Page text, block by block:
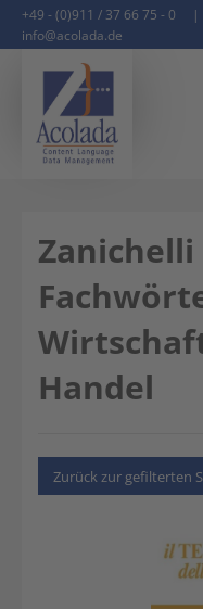
+49 - (0)911 / 37 66 75 - 0
|
info@acolada.de
Zanichelli
Handel
Zurück zur gefilterten